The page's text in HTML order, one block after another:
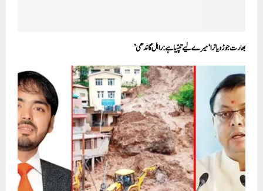
بھارت جوڑو یاترا‘میرے لیے تپسّیا ہے:راہل گاندھی’